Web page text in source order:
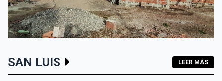
LOS HOGARES DE LOS MOLLES Y PASO GRANDE AVANZAN
CON MAMPOSTERÍA E INSTALACIONES
SAN LUIS LEER MÁS